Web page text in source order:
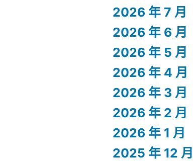
2026 年 7 月
2026 年 6 月
2026 年 5 月
2026 年 4 月
2026 年 3 月
2026 年 2 月
2026 年 1 月
2025 年 12 月